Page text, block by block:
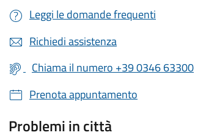
Leggi le domande frequenti
Richiedi assistenza
Chiama il numero +39 0346 63300
Prenota appuntamento
Problemi in città